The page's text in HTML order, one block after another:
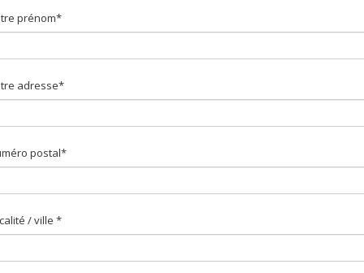
prénom*
adresse*
postal*
/ ville *